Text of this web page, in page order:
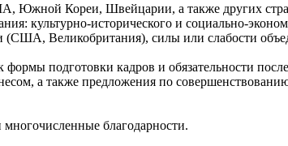
Южной Кореи, Швейцарии, а также других
культурно-исторического и социально-
Великобритания), силы или слабости
подготовки кадров и обязательности
а также предложения по
благодарности.